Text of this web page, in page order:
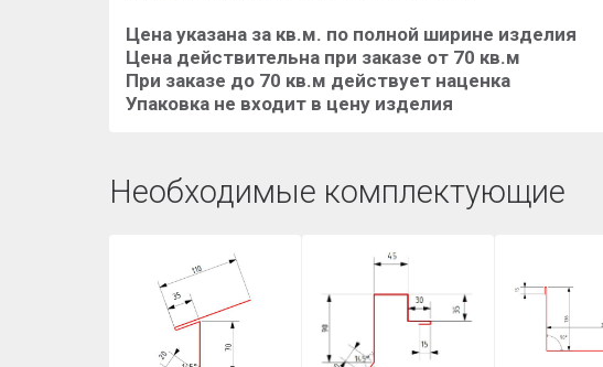
Цена указана за кв.м. по полной ширине изделия
Цена действительна при заказе от 70 кв.м
При заказе до 70 кв.м действует наценка
Упаковка не входит в цену изделия
Необходимые комплектующие